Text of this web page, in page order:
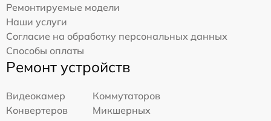
Ремонтируемые модели
Наши услуги
Согласие на обработку персональных данных
Способы оплаты
Ремонт устройств
Видеокамер
Коммутаторов
Конвертеров
Микшерных